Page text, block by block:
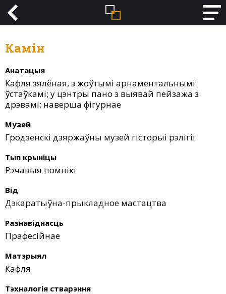
Камін
Анатацыя
Кафля зялёная, з жоўтымі арнаментальнымі
ўстаўкамі; у цэнтры пано з выявай пейзажа з
дрэвамі; наверша фігурнае
Музей
Гродзенскі дзяржаўны музей гісторыі рэлігіі
Тып крыніцы
Рэчавыя помнікі
Від
Дэкаратыўна-прыкладное мастацтва
Разнавіднасць
Прафесійнае
Матэрыял
Кафля
Тэхналогія стварэння